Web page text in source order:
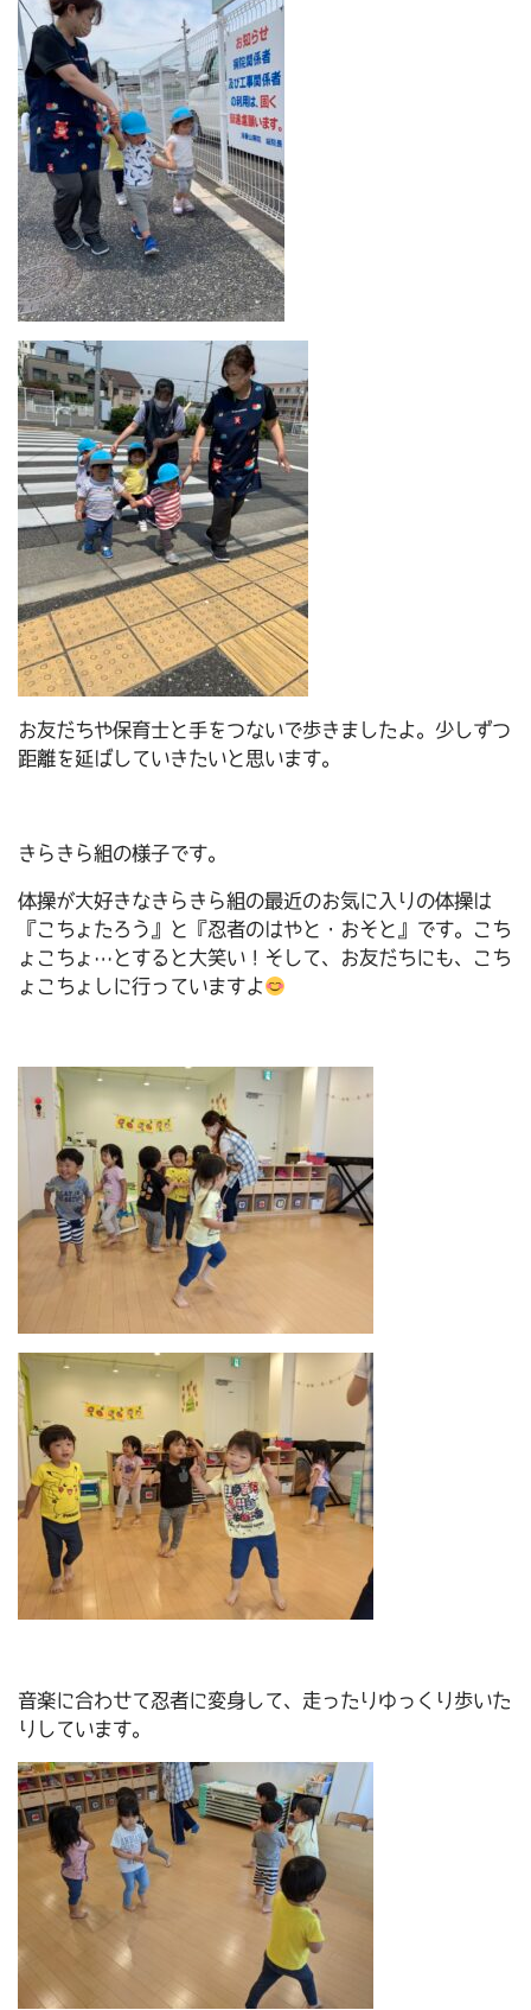
お友だちや保育士と手をつないで歩きましたよ。少しずつ
距離を延ばしていきたいと思います。
きらきら組の様子です。
体操が大好きなきらきら組の最近のお気に入りの体操は
『こちょたろう』と『忍者のはやと・おそと』です。こち
ょこちょ…とすると大笑い！そして、お友だちにも、こち
ょこちょしに行っていますよ
音楽に合わせて忍者に変身して、走ったりゆっくり歩いた
りしています。